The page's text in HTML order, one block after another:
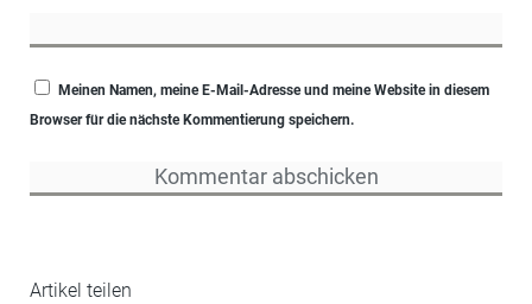
Meinen Namen, meine E-Mail-Adresse und meine Website in diesem
Browser für die nächste Kommentierung speichern.
Artikel teilen